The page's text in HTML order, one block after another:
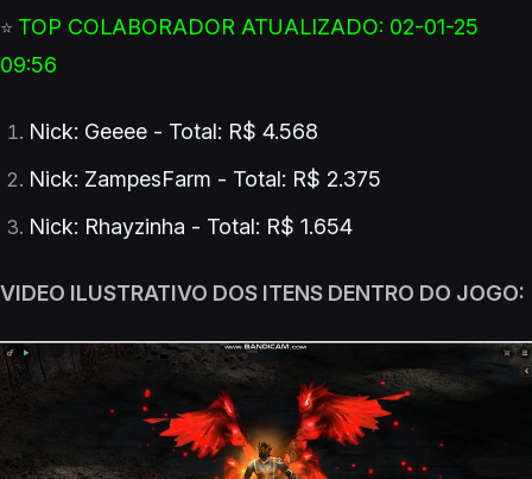
⭐ TOP COLABORADOR ATUALIZADO: 02-01-25
09:56
Nick: Geeee - Total: R$ 4.568
Nick: ZampesFarm - Total: R$ 2.375
Nick: Rhayzinha - Total: R$ 1.654
VIDEO ILUSTRATIVO DOS ITENS DENTRO DO JOGO: